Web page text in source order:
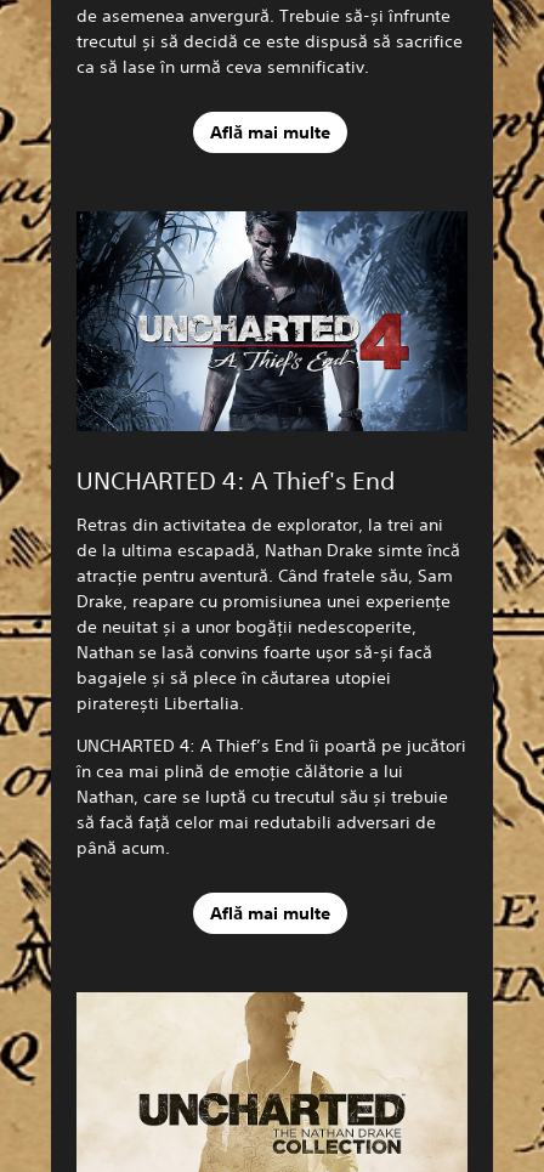
de asemenea anvergură. Trebuie să-și înfrunte
trecutul și să decidă ce este dispusă să sacrifice
ca să lase în urmă ceva semnificativ.
Află mai multe
UNCHARTED 4: A Thief's End
Retras din activitatea de explorator, la trei ani
de la ultima escapadă, Nathan Drake simte încă
atracție pentru aventură. Când fratele său, Sam
Drake, reapare cu promisiunea unei experiențe
de neuitat și a unor bogății nedescoperite,
Nathan se lasă convins foarte ușor să-și facă
bagajele și să plece în căutarea utopiei
piraterești Libertalia.
UNCHARTED 4: A Thief’s End îi poartă pe jucători
în cea mai plină de emoție călătorie a lui
Nathan, care se luptă cu trecutul său și trebuie
să facă față celor mai redutabili adversari de
până acum.
Află mai multe